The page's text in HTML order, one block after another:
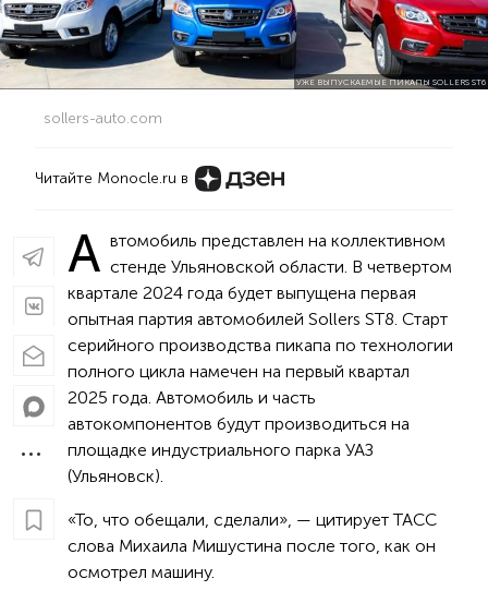
УЖЕ ВЫПУСКАЕМЫЕ ПИКАПЫ SOLLERS ST6
sollers-auto.com
Читайте Monocle.ru в
А втомобиль представлен на коллективном
стенде Ульяновской области. В четвертом
квартале 2024 года будет выпущена первая
опытная партия автомобилей Sollers ST8. Старт
серийного производства пикапа по технологии
полного цикла намечен на первый квартал
2025 года. Автомобиль и часть
автокомпонентов будут производиться на
площадке индустриального парка УАЗ
(Ульяновск).
«То, что обещали, сделали», — цитирует ТАСС
слова Михаила Мишустина после того, как он
осмотрел машину.